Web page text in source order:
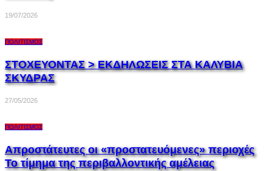
19/07/2026
ΠΟΛΙΤΙΣΜΌΣ
ΣΤΟΧΕΥΟΝΤΑΣ > ΕΚΔΗΛΩΣΕΙΣ ΣΤΑ ΚΑΛΥΒΙΑ
ΣΚΥΔΡΑΣ
27/05/2026
ΠΟΛΙΤΙΣΜΌΣ
Απροστάτευτες οι «προστατευόμενες» περιοχές
Το τίμημα της περιβαλλοντικής αμέλειας